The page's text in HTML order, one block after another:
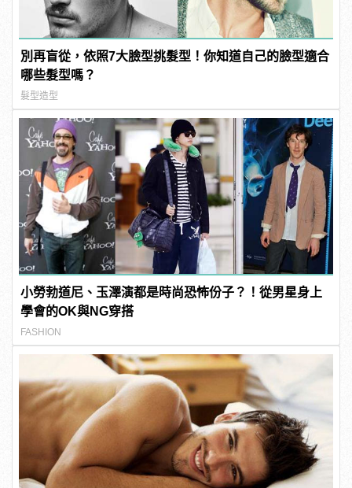
別再盲從，依照7大臉型挑髮型！你知道自己的臉型適合
哪些髮型嗎？
髮型造型
小勞勃道尼、玉澤演都是時尚恐怖份子？！從男星身上
學會的OK與NG穿搭
FASHION